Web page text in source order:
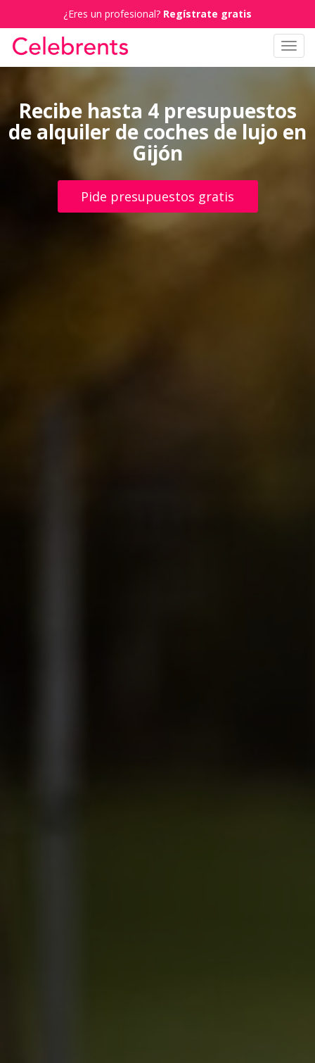
¿Eres un profesional? Regístrate gratis
Recibe hasta 4 presupuestos
de alquiler de coches de lujo en
Gijón
Pide presupuestos gratis